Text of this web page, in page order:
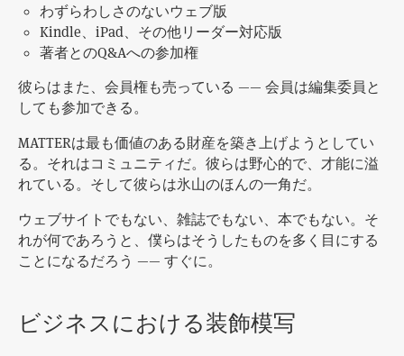
わずらわしさのないウェブ版
Kindle、iPad、その他リーダー対応版
著者とのQ&Aへの参加権
彼らはまた、会員権も売っている —— 会員は編集委員と
しても参加できる。
MATTERは最も価値のある財産を築き上げようとしてい
る。それはコミュニティだ。彼らは野心的で、才能に溢
れている。そして彼らは氷山のほんの一角だ。
ウェブサイトでもない、雑誌でもない、本でもない。そ
れが何であろうと、僕らはそうしたものを多く目にする
ことになるだろう —— すぐに。
ビジネスにおける装飾模写